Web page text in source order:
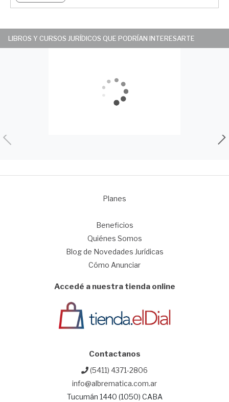
LIBROS Y CURSOS JURÍDICOS QUE PODRÍAN INTERESARTE
Planes
Beneficios
Quiénes Somos
Blog de Novedades Jurídicas
Cómo Anunciar
Accedé a nuestra tienda online
Contactanos
(5411) 4371-2806
info@albrematica.com.ar
Tucumán 1440 (1050) CABA